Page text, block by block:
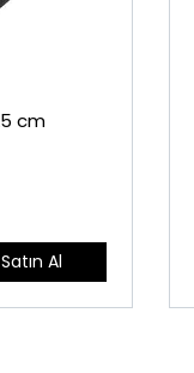
cm
Satın Al